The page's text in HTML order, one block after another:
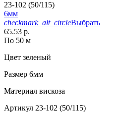
23-102 (50/115)
6мм
checkmark_alt_circleВыбрать
65.53 р.
По 50 м
Цвет зеленый
Размер 6мм
Материал вискоза
Артикул 23-102 (50/115)